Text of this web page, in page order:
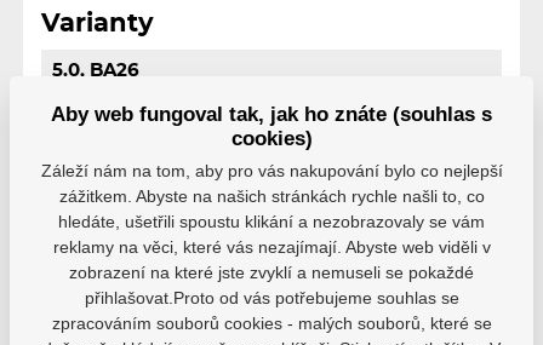
Varianty
5.0, BA26
Není skladem
4 299 Kč
3 869 Kč
6.0, BA26
EAN: 688698455748
Není skladem
3 869 Kč
7.0, BA26
EAN: 688698455755
Aby web fungoval tak, jak ho znáte (souhlas s
cookies)
Záleží nám na tom, aby pro vás nakupování bylo co nejlepší
zážitkem. Abyste na našich stránkách rychle našli to, co
hledáte, ušetřili spoustu klikání a nezobrazovaly se vám
reklamy na věci, které vás nezajímají. Abyste web viděli v
zobrazení na které jste zvyklí a nemuseli se pokaždé
přihlašovat.Proto od vás potřebujeme souhlas se
zpracováním souborů cookies - malých souborů, které se